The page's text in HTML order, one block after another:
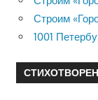
Строим
1001